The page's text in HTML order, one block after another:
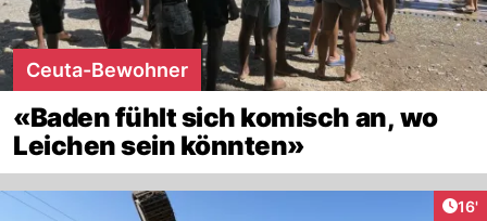
Ceuta-Bewohner
«Baden fühlt sich komisch an, wo
Leichen sein könnten»
16'